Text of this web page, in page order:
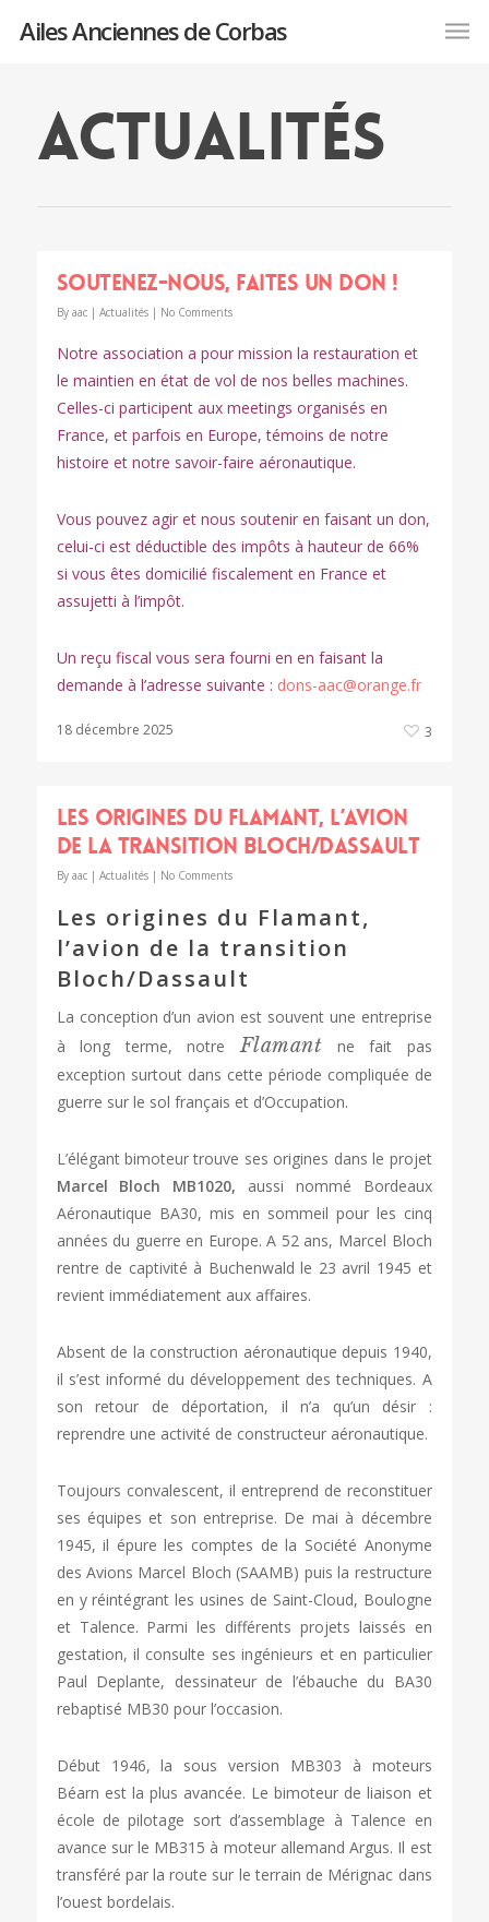
Ailes Anciennes de Corbas
ACTUALITÉS
Soutenez-nous, faites un don !
By aac | Actualités | No Comments
Notre association a pour mission la restauration et
le maintien en état de vol de nos belles machines.
Celles-ci participent aux meetings organisés en
France, et parfois en Europe, témoins de notre
histoire et notre savoir-faire aéronautique.
Vous pouvez agir et nous soutenir en faisant un don,
celui-ci est déductible des impôts à hauteur de 66%
si vous êtes domicilié fiscalement en France et
assujetti à l’impôt.
Un reçu fiscal vous sera fourni en en faisant la
demande à l’adresse suivante : dons-aac@orange.fr
18 décembre 2025 3
Les origines du Flamant, l’avion
de la transition Bloch/Dassault
By aac | Actualités | No Comments
Les origines du Flamant,
l’avion de la transition
Bloch/Dassault
La conception d’un avion est souvent une entreprise
à long terme, notreFlamant ne fait pas
exception surtout dans cette période compliquée de
guerre sur le sol français et d’Occupation.
L’élégant bimoteur trouve ses origines dans le projet
Marcel Bloch MB1020, aussi nommé Bordeaux
Aéronautique BA30, mis en sommeil pour les cinq
années du guerre en Europe. A 52 ans, Marcel Bloch
rentre de captivité à Buchenwald le 23 avril 1945 et
revient immédiatement aux affaires.
Absent de la construction aéronautique depuis 1940,
il s’est informé du développement des techniques. A
son retour de déportation, il n’a qu’un désir :
reprendre une activité de constructeur aéronautique.
Toujours convalescent, il entreprend de reconstituer
ses équipes et son entreprise. De mai à décembre
1945, il épure les comptes de la Société Anonyme
des Avions Marcel Bloch (SAAMB) puis la restructure
en y réintégrant les usines de Saint-Cloud, Boulogne
et Talence. Parmi les différents projets laissés en
gestation, il consulte ses ingénieurs et en particulier
Paul Deplante, dessinateur de l’ébauche du BA30
rebaptisé MB30 pour l’occasion.
Début 1946, la sous version MB303 à moteurs
Béarn est la plus avancée. Le bimoteur de liaison et
école de pilotage sort d’assemblage à Talence en
avance sur le MB315 à moteur allemand Argus. Il est
transféré par la route sur le terrain de Mérignac dans
l’ouest bordelais.